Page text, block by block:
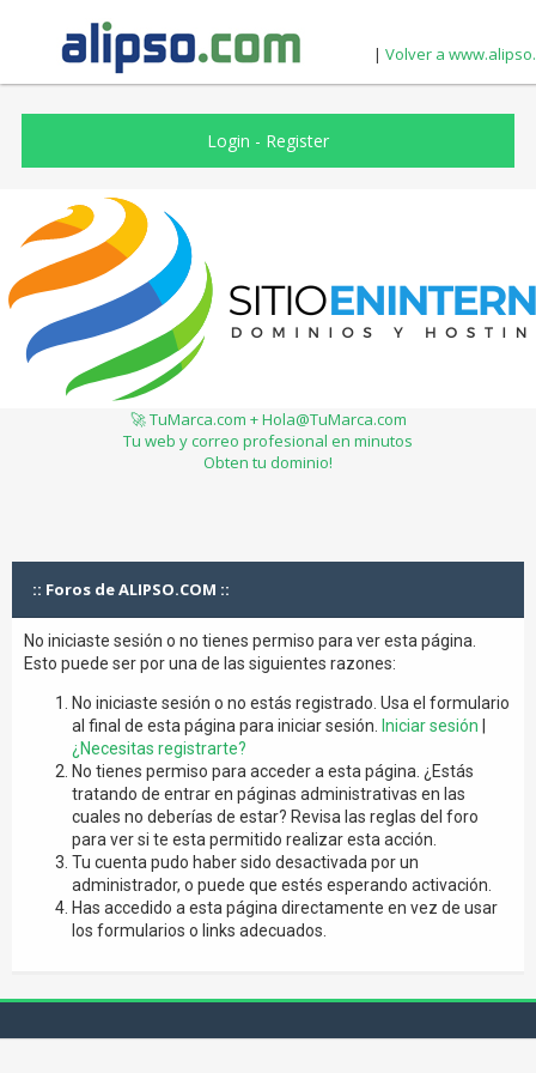
| Volver a
Login - Register
🚀 TuMarca.com + Hola@TuMarca.com
Tu web y correo profesional en minutos
Obten tu dominio!
:: Foros de ALIPSO.COM ::
No iniciaste sesión o no tienes permiso para ver esta página.
Esto puede ser por una de las siguientes razones:
No iniciaste sesión o no estás registrado. Usa el formulario
al final de esta página para iniciar sesión.
Iniciar sesión
¿Necesitas registrarte?
No tienes permiso para acceder a esta página. ¿Estás
tratando de entrar en páginas administrativas en las
cuales no deberías de estar? Revisa las reglas del foro
para ver si te esta permitido realizar esta acción.
Tu cuenta pudo haber sido desactivada por un
administrador, o puede que estés esperando activación.
Has accedido a esta página directamente en vez de usar
los formularios o links adecuados.